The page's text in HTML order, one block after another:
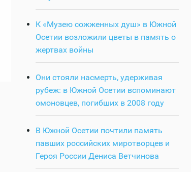
К «Музею сожженных душ» в Южной
Осетии возложили цветы в память о
жертвах войны
Они стояли насмерть, удерживая
рубеж: в Южной Осетии вспоминают
омоновцев, погибших в 2008 году
В Южной Осетии почтили память
павших российских миротворцев и
Героя России Дениса Ветчинова